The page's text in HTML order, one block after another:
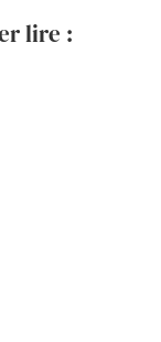
lire :